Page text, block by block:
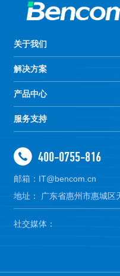
关于我们
解决方案
产品中心
服务支持
400-0755-816
邮箱：IT@bencom.cn
地址： 广东省惠州市惠城区
社交媒体：